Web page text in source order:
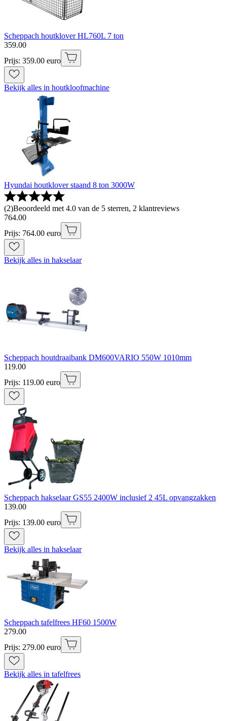
Scheppach houtklover HL760L 7 ton
359.00
Prijs: 359.00 euro
Bekijk alles in houtkloofmachine
Hyundai houtklover staand 8 ton 3000W
(2)Beoordeeld met 4.0 van de 5 sterren, 2 klantreviews
764.00
Prijs: 764.00 euro
Bekijk alles in hakselaar
Scheppach houtdraaibank DM600VARIO 550W 1010mm
119.00
Prijs: 119.00 euro
Scheppach hakselaar GS55 2400W inclusief 2 45L opvangzakken
139.00
Prijs: 139.00 euro
Bekijk alles in hakselaar
Scheppach tafelfrees HF60 1500W
279.00
Prijs: 279.00 euro
Bekijk alles in tafelfrees